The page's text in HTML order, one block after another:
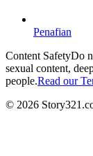
Penafian
Content SafetyDo
sexual content,
people.Read our
© 2026